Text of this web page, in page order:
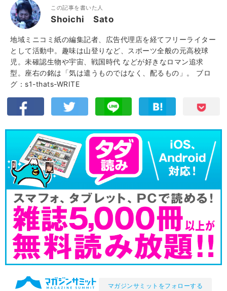
この記事を書いた人
Shoichi Sato
地域ミニコミ紙の編集記者、広告代理店を経てフリーライター
として活動中。趣味は山登りなど、スポーツ全般の元高校球
児。未確認生物や宇宙、戦国時代 などが好きなロマン追求
型。座右の銘は「気は遣うものではなく、配るもの」。 ブロ
グ：s1-thats-WRITE
マガジンサミットをフォローする